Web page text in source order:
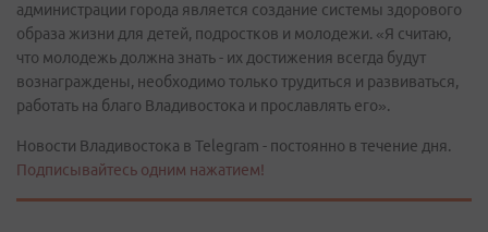
администрации города является создание системы здорового
образа жизни для детей, подростков и молодежи. «Я считаю,
что молодежь должна знать - их достижения всегда будут
вознаграждены, необходимо только трудиться и развиваться,
работать на благо Владивостока и прославлять его».
Новости Владивостока в Telegram - постоянно в течение дня.
Подписывайтесь одним нажатием!